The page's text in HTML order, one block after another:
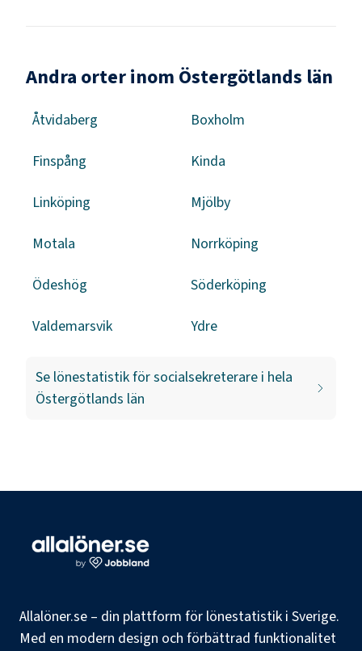
Andra orter inom Östergötlands län
Åtvidaberg Boxholm
Finspång Kinda
Linköping Mjölby
Motala Norrköping
Ödeshög Söderköping
Valdemarsvik Ydre
Se lönestatistik försocialsekreterare i hela
Östergötlands län
Allalöner.se – din plattform för lönestatistik i Sverige.
Med en modern design och förbättrad funktionalitet